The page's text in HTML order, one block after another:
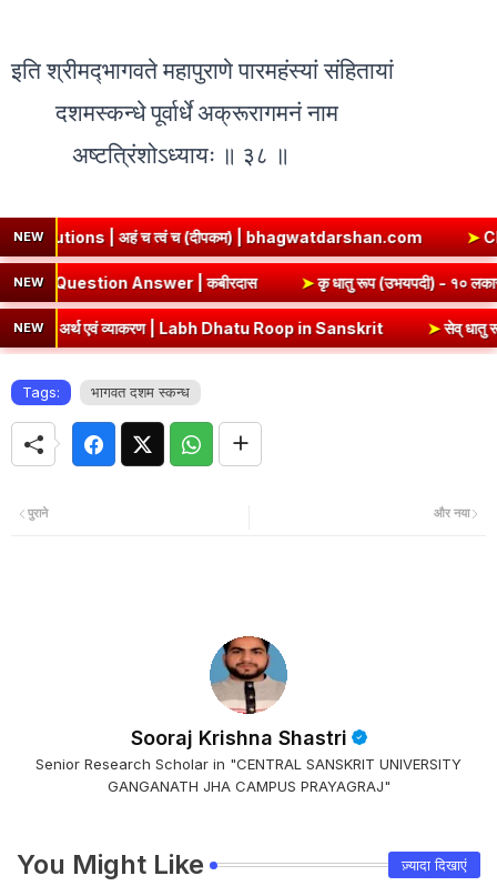
इति श्रीमद्‍भागवते महापुराणे पारमहंस्यां संहितायां
दशमस्कन्धे पूर्वार्धे अक्रूरागमनं नाम
अष्टत्रिंशोऽध्यायः ॥ ३८ ॥
NEW
च (दीपकम) | bhagwatdarshan.com ➤Class 6 Sanskrit
NEW 5 Summary & Question Answer | कबीरदास ➤कृ धातु
NEW | Labh Dhatu Roop in Sanskrit ➤सेव् धातु रूप - १० लकार,
Tags: भागवत दशम स्कन्ध
और नया
पुराने
Sooraj Krishna Shastri
Senior Research Scholar in "CENTRAL SANSKRIT UNIVERSITY
GANGANATH JHA CAMPUS PRAYAGRAJ"
You Might Like ज़्यादा दिखाएं